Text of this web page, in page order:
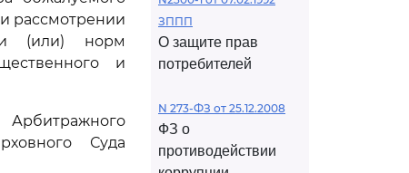
рассмотрении
(или) норм
и
Арбитражного
Суда
ЗППП
О защите прав
потребителей
N 273-ФЗ от 25.12.2008
ФЗ о
противодействии